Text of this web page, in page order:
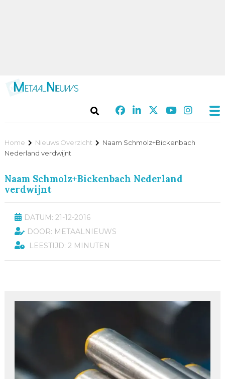
Home Nieuws Overzicht
Naam Schmolz+Bickenbach
Nederland verdwijnt
Naam Schmolz+Bickenbach Nederland
verdwijnt
DATUM: 21-12-2016
DOOR: METAALNIEUWS
LEESTIJD: 2 MINUTEN